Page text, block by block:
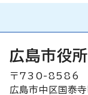
広島市役所
〒730-8586
広島市中区国泰